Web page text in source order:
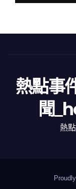
熱點事
聞
熱